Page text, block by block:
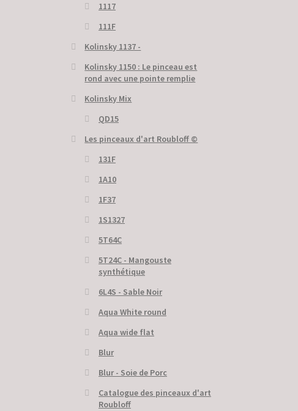
1117
111F
Kolinsky 1137 -
Kolinsky 1150 : Le pinceau est
rond avec une pointe remplie
Kolinsky Mix
QD15
Les pinceaux d'art Roubloff ©
131F
1A10
1F37
1S1327
5T64C
5Т24С - Mangouste
synthétique
6L4S - Sable Noir
Aqua White round
Aqua wide flat
Blur
Blur - Soie de Porc
Catalogue des pinceaux d'art
Roubloff